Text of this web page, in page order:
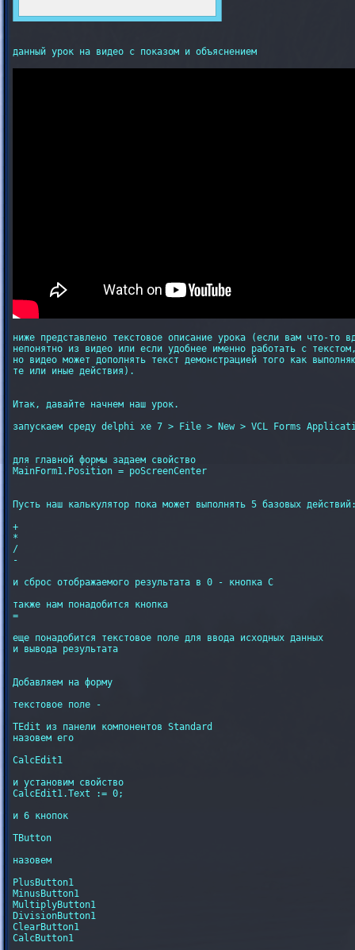
данный урок на видео с показом и объяснением
ниже представлено текстовое описание урока (если вам что-то
непонятно из видео или если удобнее именно работать с
но видео может дополнять текст демонстрацией того как
те или иные действия).
Итак, давайте начнем наш урок.
запускаем среду delphi xe 7 > File > New > VCL Forms
для главной формы задаем свойство
MainForm1.Position = poScreenCenter
Пусть наш калькулятор пока может выполнять 5 базовых
+
*
/
-
и сброс отображаемого результата в 0 - кнопка C
также нам понадобится кнопка
=
еще понадобится текстовое поле для ввода исходных данных
и вывода результата
Добавляем на форму
текстовое поле -
TEdit из панели компонентов Standard
назовем его
CalcEdit1
и установим свойство
CalcEdit1.Text := 0;
и 6 кнопок
TButton
назовем
PlusButton1
MinusButton1
MultiplyButton1
DivisionButton1
ClearButton1
CalcButton1